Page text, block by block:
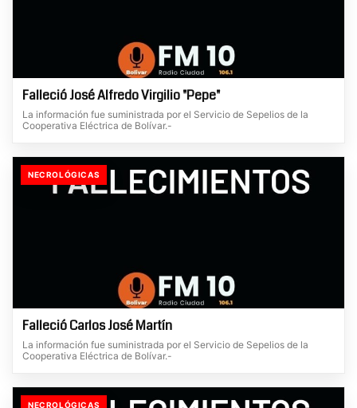
Falleció José Alfredo Virgilio "Pepe"
La información fue suministrada por el Servicio de Sepelios de la
Cooperativa Eléctrica de Bolívar.-
NECROLÓGICAS
Falleció Carlos José Martín
La información fue suministrada por el Servicio de Sepelios de la
Cooperativa Eléctrica de Bolívar.-
NECROLÓGICAS